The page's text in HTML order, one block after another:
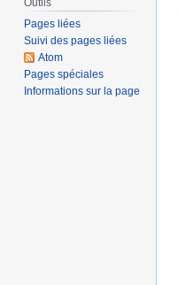
Pages liées
Suivi des pages liées
Atom
Pages spéciales
Informations sur la page